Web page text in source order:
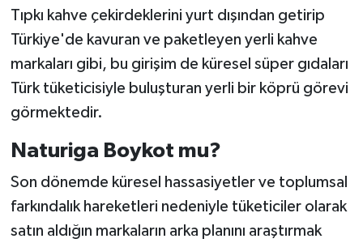
Tıpkı kahve çekirdeklerini yurt dışından getirip
Türkiye'de kavuran ve paketleyen yerli kahve
markaları gibi, bu girişim de küresel süper gıdaları
Türk tüketicisiyle buluşturan yerli bir köprü görevi
görmektedir.
Naturiga Boykot mu?
Son dönemde küresel hassasiyetler ve toplumsal
farkındalık hareketleri nedeniyle tüketiciler olarak
satın aldığın markaların arka planını araştırmak